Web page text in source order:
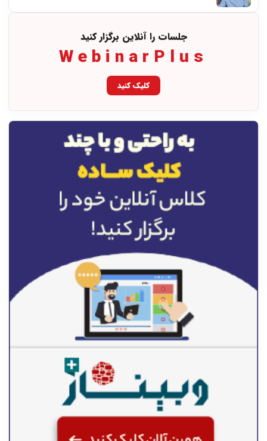
جلسات را آنلاین برگزار کنید
WebinarPlus
کلیک کنید